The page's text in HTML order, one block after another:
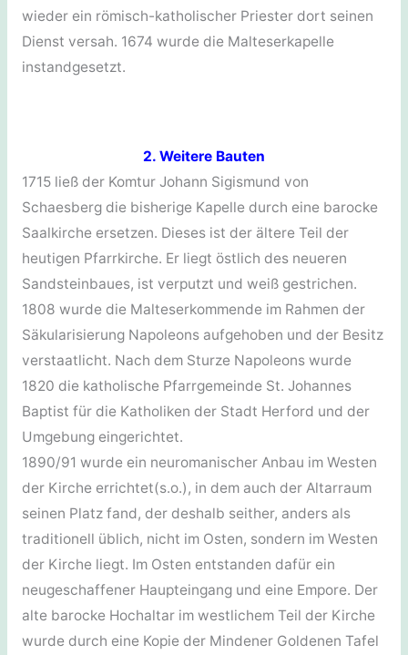
wieder ein römisch-katholischer Priester dort seinen
Dienst versah. 1674 wurde die Malteserkapelle
instandgesetzt.
2. Weitere Bauten
1715 ließ der Komtur Johann Sigismund von
Schaesberg die bisherige Kapelle durch eine barocke
Saalkirche ersetzen. Dieses ist der ältere Teil der
heutigen Pfarrkirche. Er liegt östlich des neueren
Sandsteinbaues, ist verputzt und weiß gestrichen.
1808 wurde die Malteserkommende im Rahmen der
Säkularisierung Napoleons aufgehoben und der Besitz
verstaatlicht. Nach dem Sturze Napoleons wurde
1820 die katholische Pfarrgemeinde St. Johannes
Baptist für die Katholiken der Stadt Herford und der
Umgebung eingerichtet.
1890/91 wurde ein neuromanischer Anbau im Westen
der Kirche errichtet(s.o.), in dem auch der Altarraum
seinen Platz fand, der deshalb seither, anders als
traditionell üblich, nicht im Osten, sondern im Westen
der Kirche liegt. Im Osten entstanden dafür ein
neugeschaffener Haupteingang und eine Empore. Der
alte barocke Hochaltar im westlichem Teil der Kirche
wurde durch eine Kopie der Mindener Goldenen Tafel